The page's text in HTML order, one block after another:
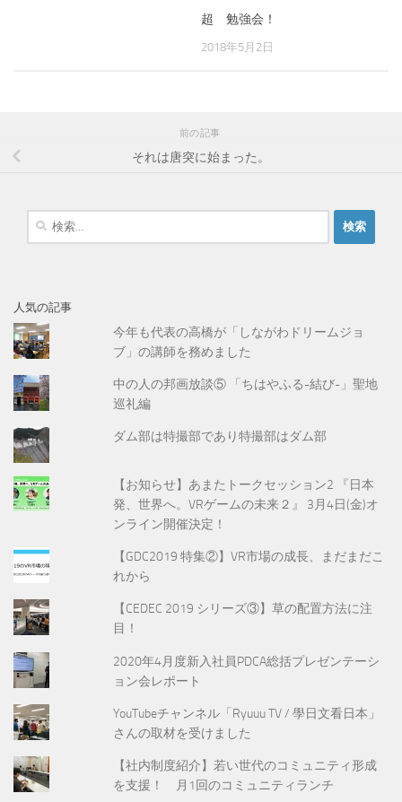
超 勉強会！
2018年5月2日
前の記事
それは唐突に始まった。
人気の記事
今年も代表の高橋が「しながわドリームジョ
ブ」の講師を務めました
中の人の邦画放談⑤ 「ちはやふる-結び-」聖地
巡礼編
ダム部は特撮部であり特撮部はダム部
【お知らせ】あまたトークセッション2 『日本
発、世界へ。VRゲームの未来２』 3月4日(金)オ
ンライン開催決定！
【GDC2019 特集②】VR市場の成長、まだまだこ
れから
【CEDEC 2019 シリーズ③】草の配置方法に注
目！
2020年4月度新入社員PDCA総括プレゼンテーシ
ョン会レポート
YouTubeチャンネル「Ryuuu TV / 學日文看日本」
さんの取材を受けました
【社内制度紹介】若い世代のコミュニティ形成
を支援！ 月1回のコミュニティランチ